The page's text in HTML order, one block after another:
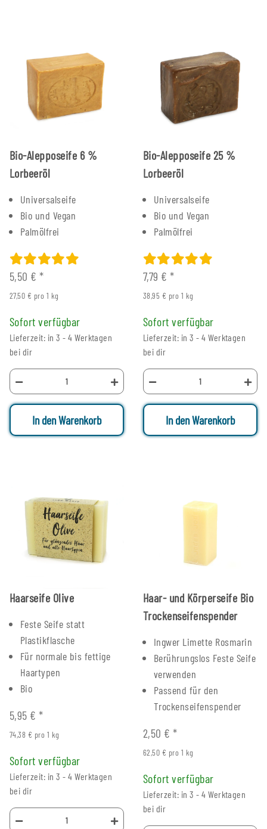
Bio-Alepposeife 6 %
Lorbeeröl
Universalseife
Bio und Vegan
Palmölfrei
5,50 €*
27,50 € pro 1 kg
Sofort verfügbar
Lieferzeit: in 3 - 4 Werktagen
bei dir
In den Warenkorb
Bio-Alepposeife 25 %
Lorbeeröl
Universalseife
Bio und Vegan
Palmölfrei
7,79 €*
38,95 € pro 1 kg
Sofort verfügbar
Lieferzeit: in 3 - 4 Werktagen
bei dir
In den Warenkorb
Haarseife Olive
Feste Seife statt
Plastikflasche
Für normale bis fettige
Haartypen
Bio
5,95 €*
74,38 € pro 1 kg
Sofort verfügbar
Lieferzeit: in 3 - 4 Werktagen
bei dir
Haar- und Körperseife Bio
Trockenseifenspender
Ingwer Limette Rosmarin
Berührungslos Feste Seife
verwenden
Passend für den
Trockenseifenspender
2,50 €*
62,50 € pro 1 kg
Sofort verfügbar
Lieferzeit: in 3 - 4 Werktagen
bei dir